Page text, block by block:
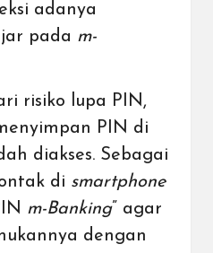
adanya
pada m-
risiko lupa PIN,
PIN di
diakses. Sebagai
di smartphone
m-Banking” agar
dengan